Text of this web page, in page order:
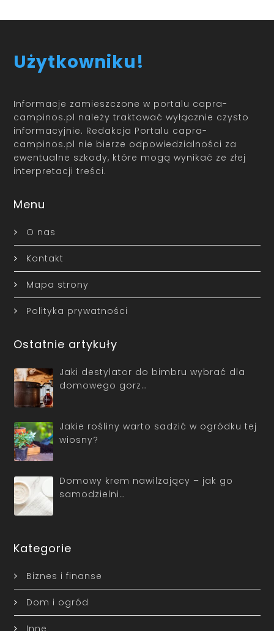
Użytkowniku!
Informacje zamieszczone w portalu capra-
campinos.pl należy traktować wyłącznie czysto
informacyjnie. Redakcja Portalu capra-
campinos.pl nie bierze odpowiedzialności za
ewentualne szkody, które mogą wynikać ze złej
interpretacji treści.
Menu
O nas
Kontakt
Mapa strony
Polityka prywatności
Ostatnie artykuły
Jaki destylator do bimbru wybrać dla
domowego gorz…
Jakie rośliny warto sadzić w ogródku tej
wiosny?
Domowy krem nawilżający – jak go
samodzielni…
Kategorie
Biznes i finanse
Dom i ogród